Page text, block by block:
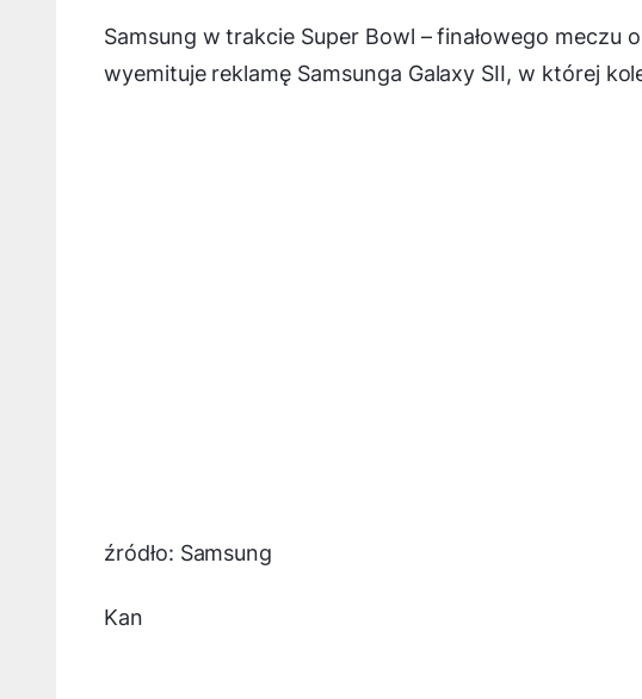
Samsung w trakcie Super Bowl – finałowego
wyemituje reklamę Samsunga Galaxy SII, w której
źródło: Samsung
Kan